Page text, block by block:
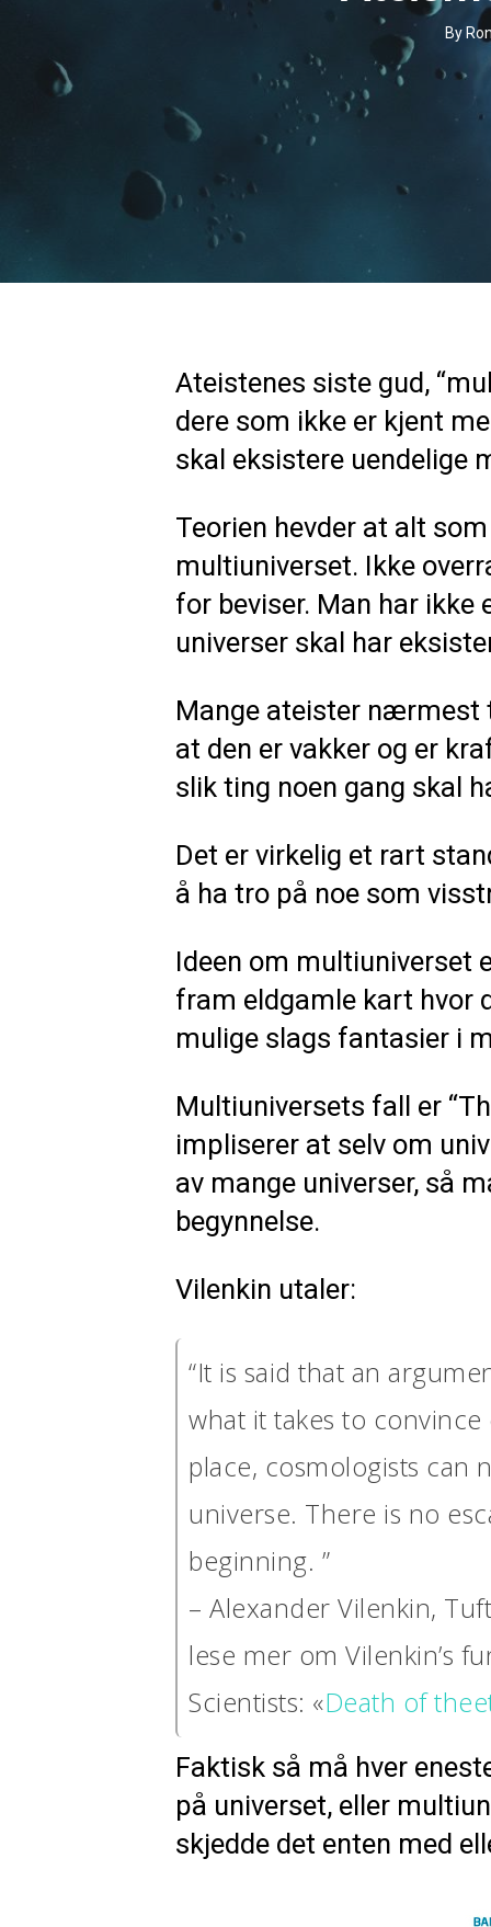
By
Ateistenes siste gud,
dere som ikke er kjent
skal eksistere uendelige
Teorien hevder at alt
multiuniverset. Ikke
for beviser. Man har ikke
universer skal har
Mange ateister nærmest
at den er vakker og er
slik ting noen gang skal
Det er virkelig et rart
å ha tro på noe som
Ideen om multiuniverset
fram eldgamle kart hvor
mulige slags fantasier i
Multiuniversets fall er
impliserer at selv om
av mange universer, så
begynnelse.
Vilenkin utaler:
“It is said that an
what it takes to
place, cosmologists can
universe. There is no
beginning. ”
– Alexander Vilenkin,
lese mer om Vilenkin’s
Scientists: «Death of
Faktisk så må hver
på universet, eller
skjedde det enten med